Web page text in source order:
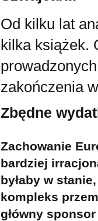
Od kilku lat
kilka książek.
zakończenia
Zbędne
Zachowanie
bardziej
byłaby w
kompleks
główny